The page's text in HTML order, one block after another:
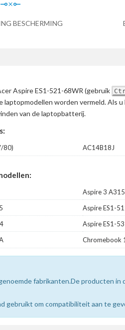
BESCHERMING
Aspire ES1-521-68WR (gebruik
worden vermeld. Als
van de laptopbatterij.
80) AC14B18J
Aspire 3
Aspire ES1-
Aspire ES1-
Chromebook
fabrikanten.De producten
gebruikt om compatibiliteit aan te